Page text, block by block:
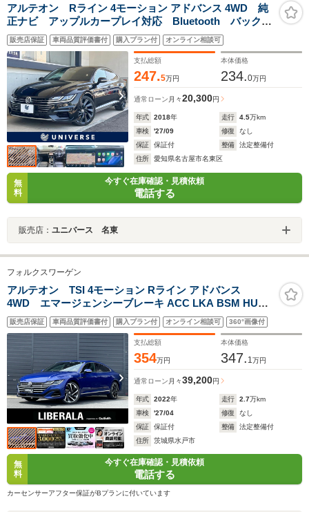
アルテオン Rライン 4モーション アドバンス 4WD 純
正ナビ アップルカープレイ対応 Bluetooth バックカ
メラ 電動リアゲート ブラックレザーシート シート
ヒーター 純正20インチアルミホイール LEDヘッドラ
イト パドルシフト スマートキー
販売店保証 車両品質評価書付 購入プラン付 オンライン相談可
支払総額
247.5万円
本体価格
234.0万円
通常ローン 月々20,300円
年式 2018年 走行 4.5万km
車検
'27/09 修復
なし
保証
保証付 整備
法定整備付
住所
愛知県名古屋市名東区
無
料
今すぐ在庫確認・見積依頼
電話する
販売店： ユニバース 名東
フォルクスワーゲン
アルテオン TSI 4モーション Rライン アドバンス
4WD エマージェンシーブレーキ ACC LKA BSM HUD
ディスカバープロナビ CarPlay BT 360°カメラ 黒革 M付
きパワーシート シートヒーター マッサージシート LED
パワーバックドア オートホールド 純正20インチAW ドラ
レコ
販売店保証 車両品質評価書付 購入プラン付 オンライン相談可 360°画像付
支払総額
354万円
本体価格
347. 1 万円
通常ローン 月々39,200円
年式 2022年 走行 2.7万km
車検
'27/04 修復
なし
保証
保証付 整備
法定整備付
住所
茨城県水戸市
無
料
今すぐ在庫確認・見積依頼
電話する
カーセンサーアフター保証がBプランに付いています